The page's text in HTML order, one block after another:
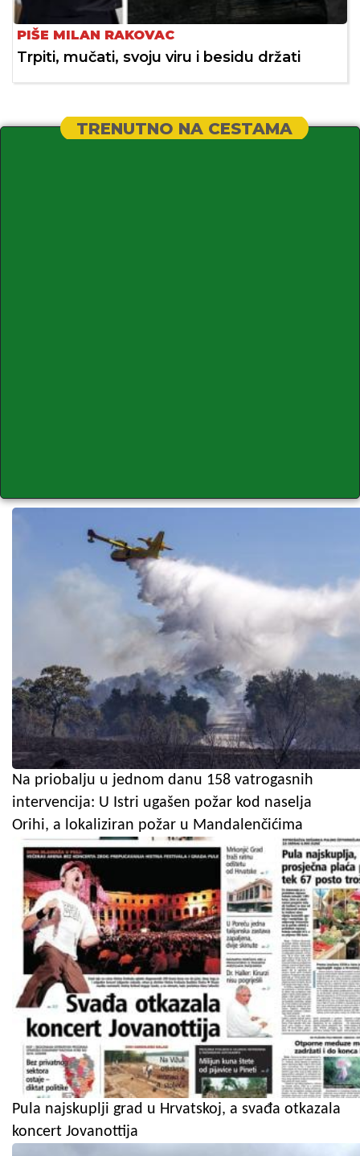
PIŠE MILAN RAKOVAC
Trpiti, mučati, svoju viru i besidu držati
TRENUTNO NA CESTAMA
Na priobalju u jednom danu 158 vatrogasnih
intervencija: U Istri ugašen požar kod naselja
Orihi, a lokaliziran požar u Mandalenčićima
Pula najskuplji grad u Hrvatskoj, a svađa otkazala
koncert Jovanottija